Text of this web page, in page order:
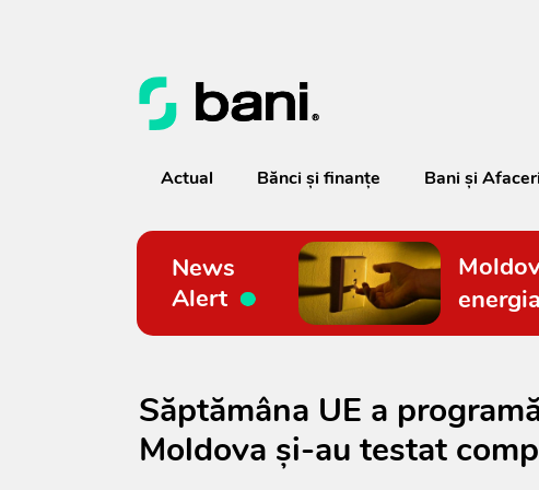
Actual Bănci şi finanţe Bani și
News
Alert
Săptămâna UE a
Moldova și-au testat